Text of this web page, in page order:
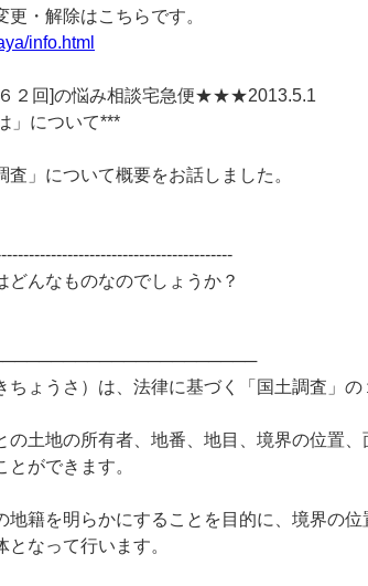
更・解除はこちらです。
info.html
回]の悩み相談宅急便★★★2013.5.1
」について***
査」について概要をお話しました。
どんなものなのでしょうか？
ちょうさ）は、法律に基づく「国土調査」
の土地の所有者、地番、地目、境界の位置
とができます。
地籍を明らかにすることを目的に、境界の
となって行います。